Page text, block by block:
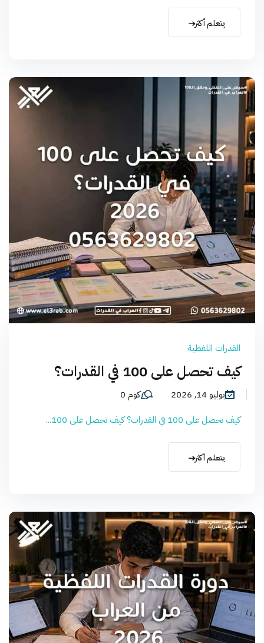
يتعلم أكثر
القدرات اللفظية
كيف تحصل على 100 في القدرات؟
يوليو 14, 2026
كوم 0
كيف تحصل على 100 في القدرات؟ كيف تحصل على 100...
يتعلم أكثر